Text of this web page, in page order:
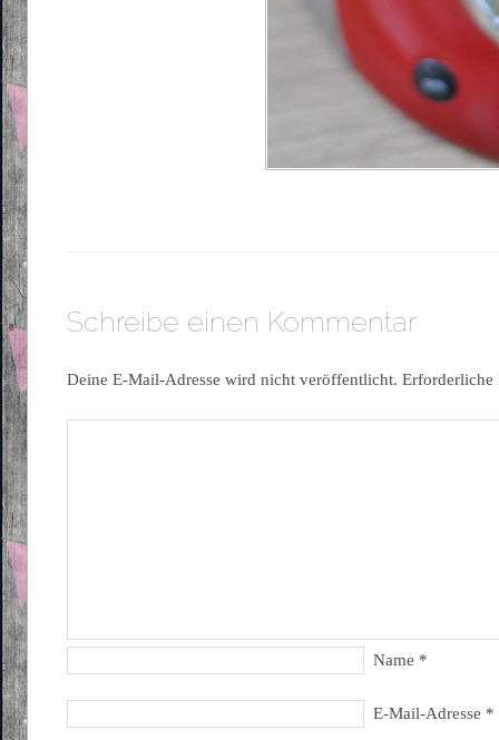
Schreibe einen Kommentar
Deine E-Mail-Adresse wird nicht veröffentlicht.
Name *
E-Mail-Adresse *